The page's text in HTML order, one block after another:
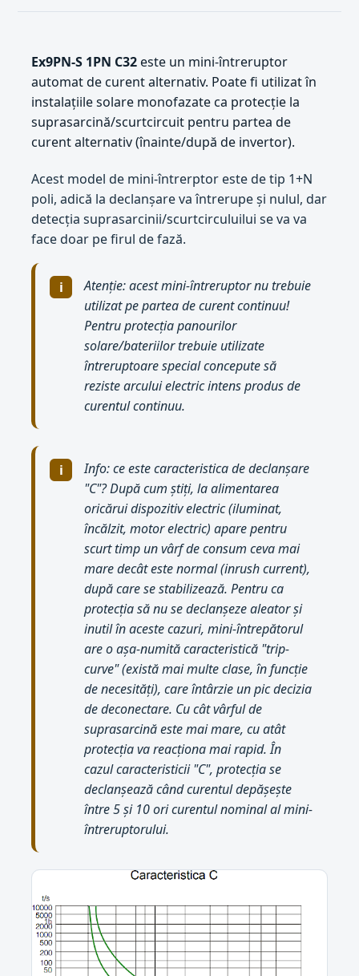
Ex9PN-S 1PN C32este un mini-întreruptor
automat de curent alternativ. Poate fi utilizat în
instalațiile solare monofazate ca protecție la
suprasarcină/scurtcircuit pentru partea de
curent alternativ (înainte/după de invertor).
Acest model de mini-întrerptor este de tip 1+N
poli, adică la declanșare va întrerupe și nulul, dar
detecția suprasarcinii/scurtcirculuilui se va va
face doar pe firul de fază.
Atenție: acest mini-întreruptor nu trebuie
utilizat pe partea de curent continuu!
Pentru protecția panourilor
solare/bateriilor trebuie utilizate
întreruptoare special concepute să
reziste arcului electric intens produs de
curentul continuu.
Info: ce este caracteristica de declanșare
"C"? După cum știți, la alimentarea
oricărui dispozitiv electric (iluminat,
încălzit, motor electric) apare pentru
scurt timp un vârf de consum ceva mai
mare decât este normal (inrush current),
după care se stabilizează. Pentru ca
protecția să nu se declanșeze aleator și
inutil în aceste cazuri, mini-întrepătorul
are o așa-numită caracteristică "trip-
curve" (există mai multe clase, în funcție
de necesități), care întârzie un pic decizia
de deconectare. Cu cât vârful de
suprasarcină este mai mare, cu atât
protecția va reacționa mai rapid. În
cazul caracteristicii "C", protecția se
declanșează când curentul depășește
între 5 și 10 ori curentul nominal al mini-
întreruptorului.